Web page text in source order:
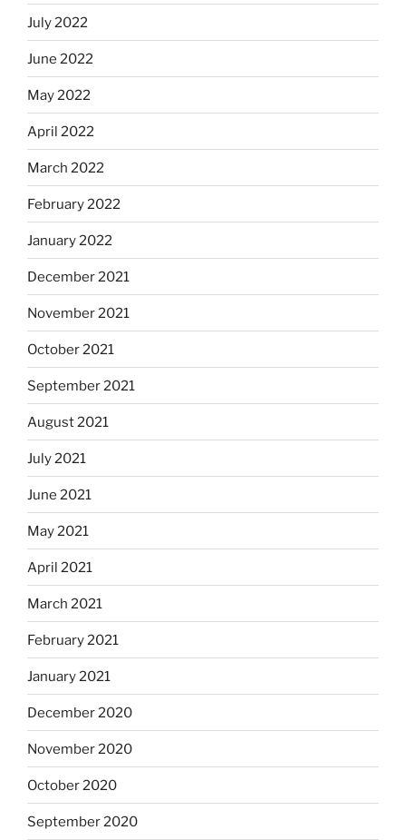
July 2022
June 2022
May 2022
April 2022
March 2022
February 2022
January 2022
December 2021
November 2021
October 2021
September 2021
August 2021
July 2021
June 2021
May 2021
April 2021
March 2021
February 2021
January 2021
December 2020
November 2020
October 2020
September 2020